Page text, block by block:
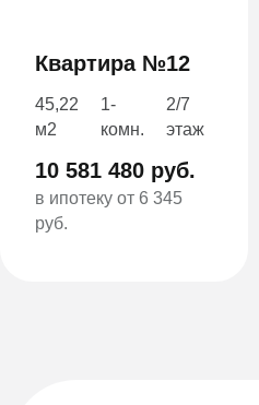
Квартира №12
45,22
м2
1-
комн.
2/7
этаж
10 581 480 руб.
в ипотеку от 6 345
руб.